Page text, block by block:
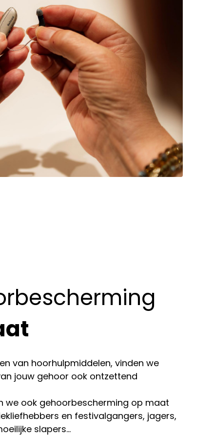
van hoorhulpmiddelen, vinden we
jouw gehoor ook ontzettend
we ook gehoorbescherming op maat
en festivalgangers, jagers,
slapers...